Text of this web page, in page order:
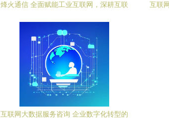
烽火通信 全面赋能工业互联网，深耕互联
互联
互联网大数据服务咨询 企业数字化转型的